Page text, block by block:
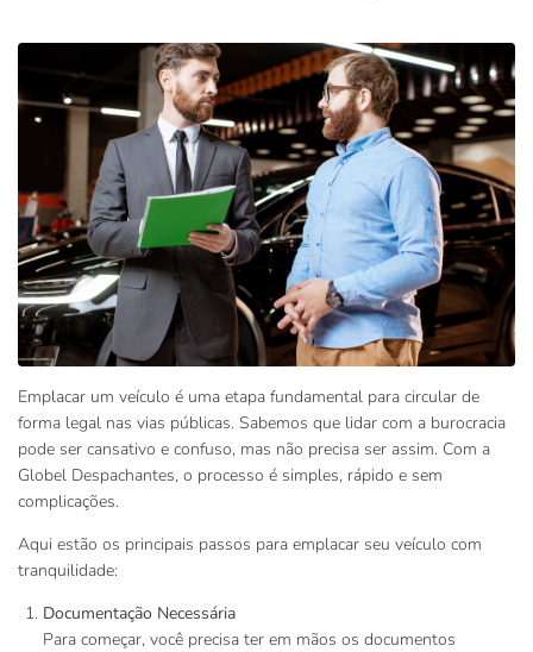
Emplacar um veículo é uma etapa fundamental para circular de
forma legal nas vias públicas. Sabemos que lidar com a burocracia
pode ser cansativo e confuso, mas não precisa ser assim. Com a
Globel Despachantes, o processo é simples, rápido e sem
complicações.
Aqui estão os principais passos para emplacar seu veículo com
tranquilidade:
Documentação Necessária
Para começar, você precisa ter em mãos os documentos